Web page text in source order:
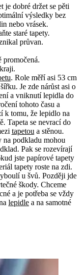
je dobré držet se pěti
výsledky bez
nebo vrásek.
staré tapety.
průvan.
promočená.
. Role měří asi 53 cm
Je zde nárůst asi o
a vniknutí lepidla do
tohoto času a
k tomu, že lepidlo na
Tapeta se nevrací do
tapetou a stěnou.
na podkladu mohou
Pak se rozevírají
jste papírové tapety
tapety roste na zdi.
u švů. Později jde
škody. Chceme
a je potřeba se vždy
lepidle a na samotné